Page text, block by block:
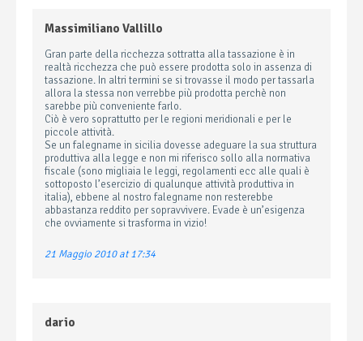
Massimiliano Vallillo
Gran parte della ricchezza sottratta alla tassazione è in
realtà ricchezza che può essere prodotta solo in assenza di
tassazione. In altri termini se si trovasse il modo per tassarla
allora la stessa non verrebbe più prodotta perchè non
sarebbe più conveniente farlo.
Ciò è vero soprattutto per le regioni meridionali e per le
piccole attività.
Se un falegname in sicilia dovesse adeguare la sua struttura
produttiva alla legge e non mi riferisco sollo alla normativa
fiscale (sono migliaia le leggi, regolamenti ecc alle quali è
sottoposto l’esercizio di qualunque attività produttiva in
italia), ebbene al nostro falegname non resterebbe
abbastanza reddito per sopravvivere. Evade è un’esigenza
che ovviamente si trasforma in vizio!
21 Maggio 2010 at 17:34
dario